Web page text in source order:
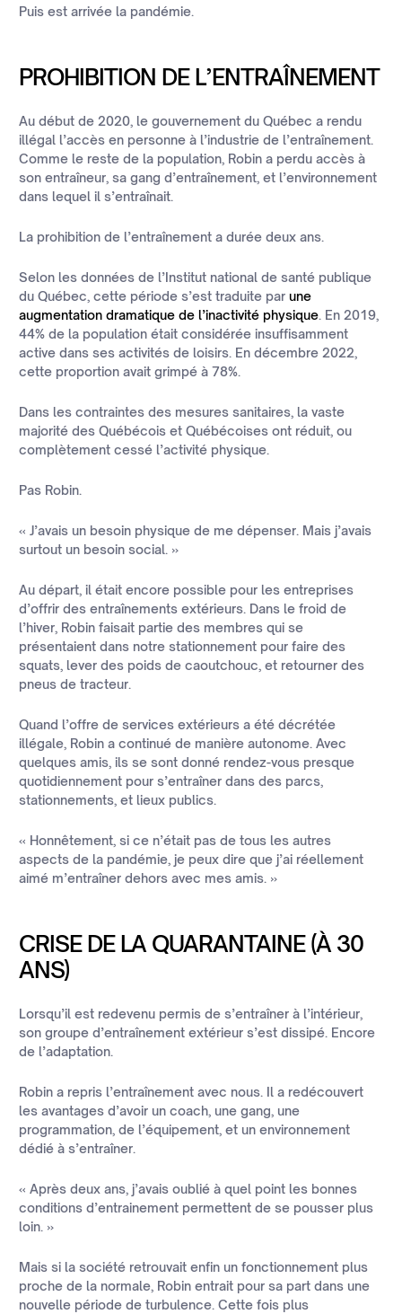
Puis est arrivée la pandémie.
PROHIBITION DE L’ENTRAÎNEMENT
Au début de 2020, le gouvernement du Québec a rendu
illégal l’accès en personne à l’industrie de l’entraînement.
Comme le reste de la population, Robin a perdu accès à
son entraîneur, sa gang d’entraînement, et l’environnement
dans lequel il s’entraînait.
La prohibition de l’entraînement a durée deux ans.
Selon les données de l’Institut national de santé publique
du Québec, cette période s’est traduite par une
augmentation dramatique de l’inactivité physique. En 2019,
44% de la population était considérée insuffisamment
active dans ses activités de loisirs. En décembre 2022,
cette proportion avait grimpé à 78%.
Dans les contraintes des mesures sanitaires, la vaste
majorité des Québécois et Québécoises ont réduit, ou
complètement cessé l’activité physique.
Pas Robin.
« J’avais un besoin physique de me dépenser. Mais j’avais
surtout un besoin social. »
Au départ, il était encore possible pour les entreprises
d’offrir des entraînements extérieurs. Dans le froid de
l’hiver, Robin faisait partie des membres qui se
présentaient dans notre stationnement pour faire des
squats, lever des poids de caoutchouc, et retourner des
pneus de tracteur.
Quand l’offre de services extérieurs a été décrétée
illégale, Robin a continué de manière autonome. Avec
quelques amis, ils se sont donné rendez-vous presque
quotidiennement pour s’entraîner dans des parcs,
stationnements, et lieux publics.
« Honnêtement, si ce n’était pas de tous les autres
aspects de la pandémie, je peux dire que j’ai réellement
aimé m’entraîner dehors avec mes amis. »
CRISE DE LA QUARANTAINE (À 30
ANS)
Lorsqu’il est redevenu permis de s’entraîner à l’intérieur,
son groupe d’entraînement extérieur s’est dissipé. Encore
de l’adaptation.
Robin a repris l’entraînement avec nous. Il a redécouvert
les avantages d’avoir un coach, une gang, une
programmation, de l’équipement, et un environnement
dédié à s’entraîner.
« Après deux ans, j’avais oublié à quel point les bonnes
conditions d’entrainement permettent de se pousser plus
loin. »
Mais si la société retrouvait enfin un fonctionnement plus
proche de la normale, Robin entrait pour sa part dans une
nouvelle période de turbulence. Cette fois plus